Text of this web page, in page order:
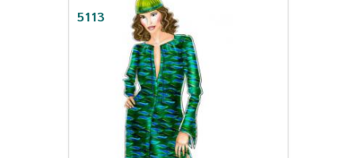
5113